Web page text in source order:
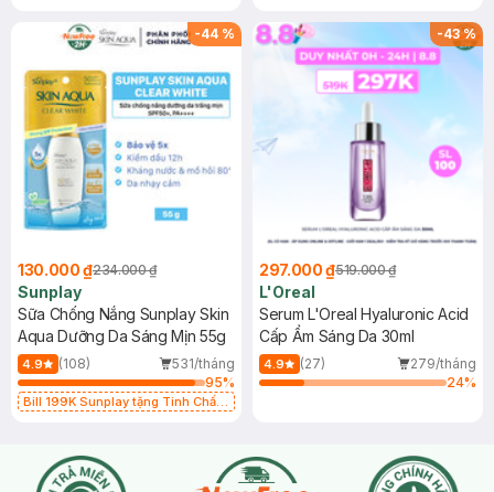
-44 %
130.000 ₫234.000 ₫
Sunplay
Sữa Chống Nắng Sunplay Skin
Aqua Dưỡng Da Sáng Mịn 55g
4.9 (108)
531/tháng
95%
Bill 199K Sunplay tặng Tinh Chất
-43%
297.000 ₫519.000 ₫
L'Oreal
Serum L'Oreal Hyaluronic Acid
Cấp Ẩm Sáng Da 30ml
4.9 (27)
279/tháng
24%